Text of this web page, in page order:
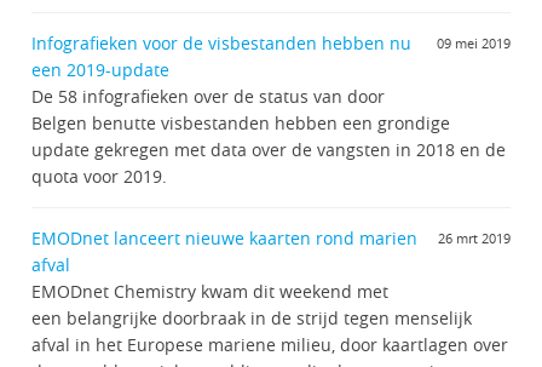
09 mei 2019
Infografieken voor de visbestanden hebben nu
een 2019-update
De 58 infografieken over de status van door
Belgen benutte visbestanden hebben een grondige
update gekregen met data over de vangsten in 2018 en de
quota voor 2019.
26 mrt 2019
EMODnet lanceert nieuwe kaarten rond marien
afval
EMODnet Chemistry kwam dit weekend met
een belangrijke doorbraak in de strijd tegen menselijk
afval in het Europese mariene milieu, door kaartlagen over